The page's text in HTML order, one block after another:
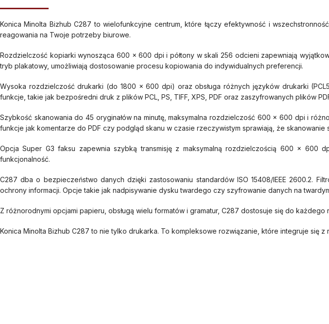
Konica Minolta Bizhub C287 to wielofunkcyjne centrum, które łączy efektywność i
reagowania na Twoje potrzeby biurowe.
Rozdzielczość kopiarki wynosząca 600 x 600 dpi i półtony w skali 256 odcieni zapewniają
tryb plakatowy, umożliwiają dostosowanie procesu kopiowania do indywidualnych preferencji.
Wysoka rozdzielczość drukarki (do 1800 x 600 dpi) oraz obsługa różnych języków drukarki
funkcje, takie jak bezpośredni druk z plików PCL, PS, TIFF, XPS, PDF oraz zaszyfrowanych plików
Szybkość skanowania do 45 oryginałów na minutę, maksymalna rozdzielczość 600 x 600 dpi i
funkcje jak komentarze do PDF czy podgląd skanu w czasie rzeczywistym sprawiają, że skanowanie
Opcja Super G3 faksu zapewnia szybką transmisję z maksymalną rozdzielczością 600 x
funkcjonalność.
C287 dba o bezpieczeństwo danych dzięki zastosowaniu standardów ISO 15408/IEEE 2600.2.
ochrony informacji. Opcje takie jak nadpisywanie dysku twardego czy szyfrowanie danych na
Z różnorodnymi opcjami papieru, obsługą wielu formatów i gramatur, C287 dostosuje się do
Konica Minolta Bizhub C287 to nie tylko drukarka. To kompleksowe rozwiązanie, które integruje się